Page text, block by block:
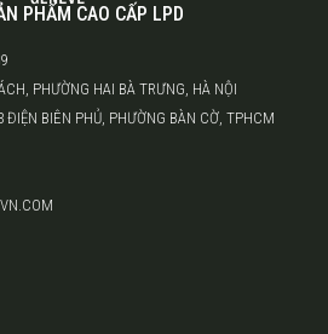
PHẨM CAO CẤP LPD
PHƯỜNG HAI BÀ TRƯNG, HÀ NỘI
ĐIỆN BIÊN PHỦ, PHƯỜNG BÀN CỜ, TPHCM